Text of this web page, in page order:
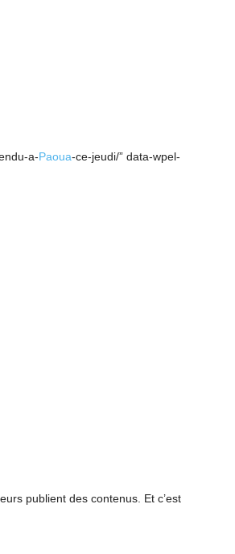
a-Paoua-ce-jeudi/” data-wpel-
publient des contenus. Et c’est